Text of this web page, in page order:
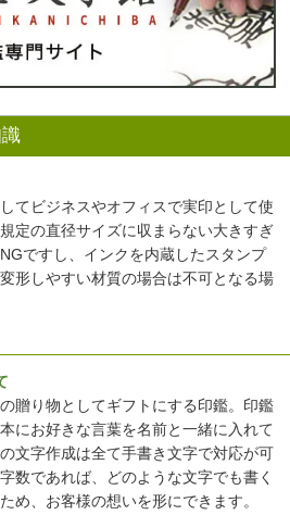
てビジネスやオフィスで実印として使
定の直径サイズに収まらない大きすぎ
ですし、インクを内蔵したスタンプ
形しやすい材質の場合は不可となる場
贈り物としてギフトにする印鑑。印鑑
にお好きな言葉を名前と一緒に入れて
文字作成は全て手書き文字で対応が可
数であれば、どのような文字でも書く
め、お客様の想いを形にできます。